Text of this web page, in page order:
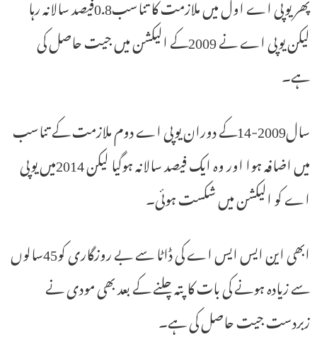
لیکن یوپی اے نے 2009کے الیکشن میں جیت حاصل کی
ہے۔
سال2009-14کے دوران یوپی اے دوم ملازمت کے تناسب
میں اضافہ ہوا اور وہ ایک فیصد سالانہ ہوگیا لیکن 2014میں یوپی
اے کو الیکشن میں شکست ہوئی۔
ابھی این ایس ایس اے کی ڈاٹا سے بے روزگاری کو45سالوں
سے زیادہ ہونے کی بات کا پتہ چلنے کے بعد بھی مودی نے
زبردست جیت حاصل کی ہے۔